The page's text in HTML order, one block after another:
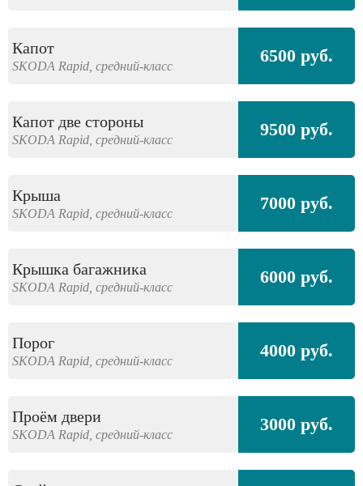
Капот
SKODA Rapid, средний-класс 6500 руб.
Капот две стороны
SKODA Rapid, средний-класс 9500 руб.
Крыша
SKODA Rapid, средний-класс 7000 руб.
Крышка багажника
SKODA Rapid, средний-класс 6000 руб.
Порог
SKODA Rapid, средний-класс 4000 руб.
Проём двери
SKODA Rapid, средний-класс 3000 руб.